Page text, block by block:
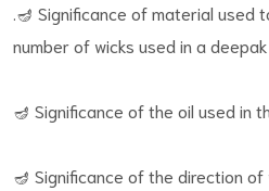
.🪔 Significance of material used
number of wicks used in a deepak
🪔 Significance of the oil used in
🪔 Significance of the direction